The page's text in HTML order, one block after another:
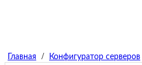
Главная / Конфигуратор серверов